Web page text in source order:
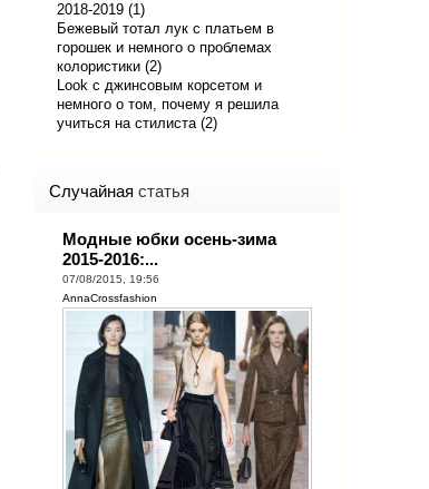
2018-2019 (1)
Бежевый тотал лук с платьем в
горошек и немного о проблемах
колористики (2)
Look с джинсовым корсетом и
немного о том, почему я решила
учиться на стилиста (2)
Случайная статья
Модные юбки осень-зима
2015-2016:...
07/08/2015, 19:56
AnnaCrossfashion